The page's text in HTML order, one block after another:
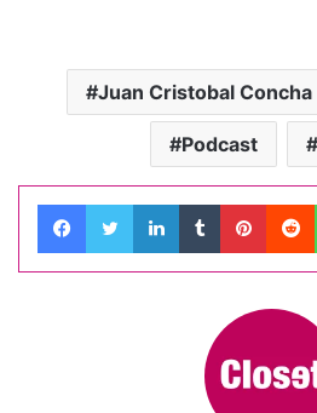
Juan Cristobal Concha
Podcast
FacebookTwitterLinkedInTumblr